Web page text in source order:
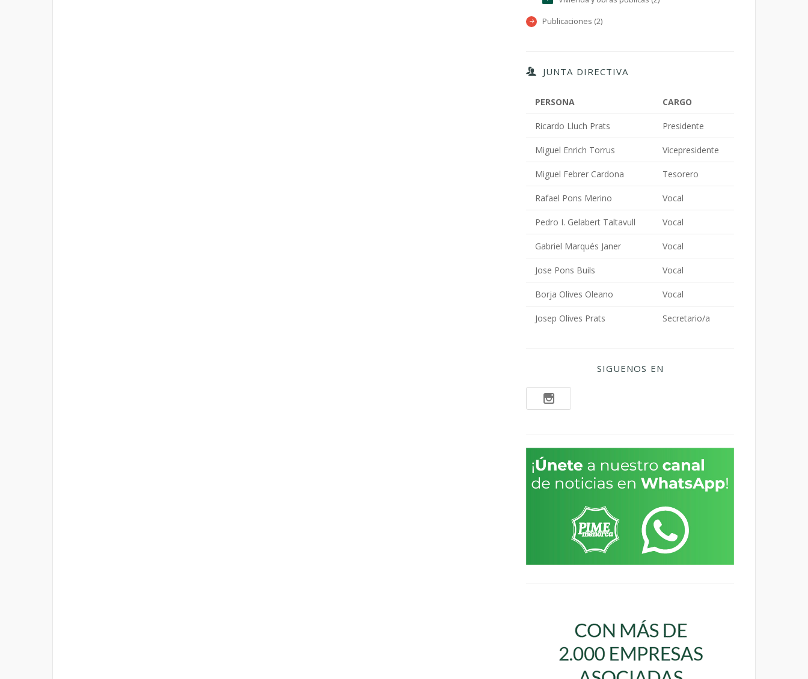
Publicaciones (2)
JUNTA DIRECTIVA
PERSONA CARGO
Ricardo Lluch Prats Presidente
Miguel Enrich Torrus Vicepresidente
Miguel Febrer Cardona Tesorero
Rafael Pons Merino Vocal
Pedro I. Gelabert Taltavull Vocal
Gabriel Marqués Janer Vocal
Jose Pons Buils Vocal
Borja Olives Oleano Vocal
Josep Olives Prats Secretario/a
SIGUENOS EN